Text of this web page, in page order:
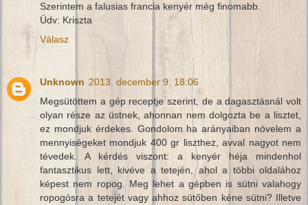
Szerintem a falusias francia kenyér még finomabb.
Üdv: Kriszta
Válasz
Unknown 2013. december 9. 18:06
Megsütöttem a gép receptje szerint, de a dagasztásnál volt
olyan része az üstnek, ahonnan nem dolgozta be a lisztet,
ez mondjuk érdekes. Gondolom ha arányaiban növelem a
mennyiségeket mondjuk 400 gr liszthez, avval nagyot nem
tévedek. A kérdés viszont: a kenyér héja mindenhol
fantasztikus lett, kivéve a tetején, ahol a többi oldalához
képest nem ropog. Meg lehet a gépben is sütni valahogy
ropogósra a tetejét vagy ahhoz sütőben kéne sütni? Illetve